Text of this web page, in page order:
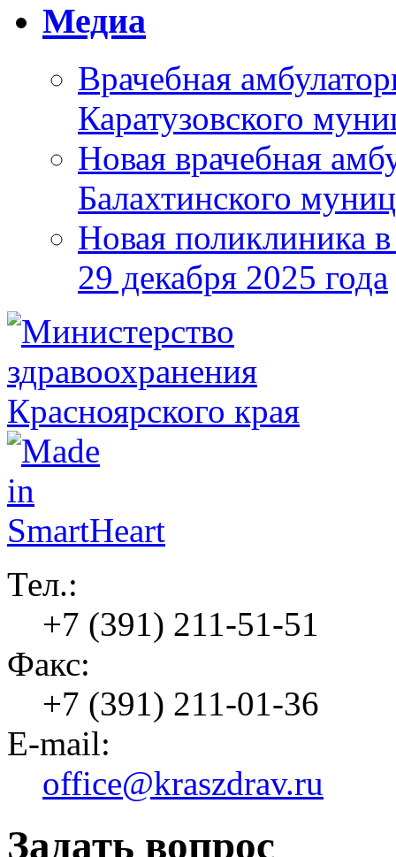
Медиа
Врачебная
Каратузовского
Новая врачебная
Балахтинского
Новая поликлиника
29 декабря 2025 года
Тел.:
+7 (391) 211-51-51
Факс:
+7 (391) 211-01-36
E-mail:
office@kraszdrav.ru
Задать вопрос